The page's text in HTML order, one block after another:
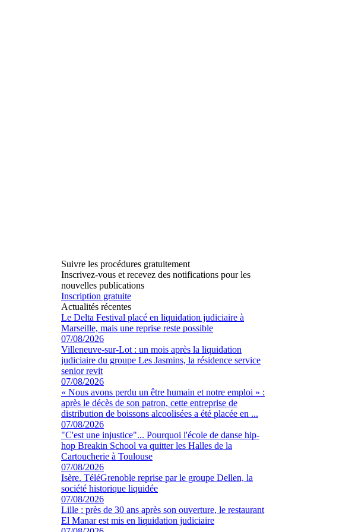
Suivre les procédures gratuitement
Inscrivez-vous et recevez des notifications pour les
nouvelles publications
Inscription gratuite
Actualités récentes
Le Delta Festival placé en liquidation judiciaire à
Marseille, mais une reprise reste possible
07/08/2026
Villeneuve-sur-Lot : un mois après la liquidation
judiciaire du groupe Les Jasmins, la résidence service
senior revit
07/08/2026
« Nous avons perdu un être humain et notre emploi » :
après le décès de son patron, cette entreprise de
distribution de boissons alcoolisées a été placée en ...
07/08/2026
"C'est une injustice"... Pourquoi l'école de danse hip-
hop Breakin School va quitter les Halles de la
Cartoucherie à Toulouse
07/08/2026
Isère. TéléGrenoble reprise par le groupe Dellen, la
société historique liquidée
07/08/2026
Lille : près de 30 ans après son ouverture, le restaurant
El Manar est mis en liquidation judiciaire